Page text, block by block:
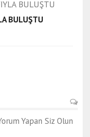
BULUŞTU
Yapan Siz Olun